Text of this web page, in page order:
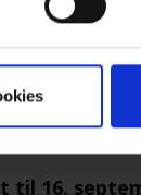
med lidt
til
16.